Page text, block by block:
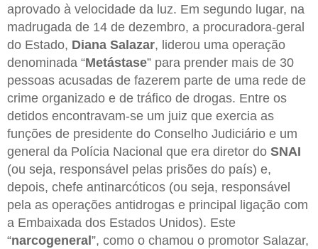
aprovado à velocidade da luz. Em segundo lugar, na
madrugada de 14 de dezembro, a procuradora-geral
do Estado, Diana Salazar, liderou uma operação
denominada “Metástase” para prender mais de 30
pessoas acusadas de fazerem parte de uma rede de
crime organizado e de tráfico de drogas. Entre os
detidos encontravam-se um juiz que exercia as
funções de presidente do Conselho Judiciário e um
general da Polícia Nacional que era diretor do SNAI
(ou seja, responsável pelas prisões do país) e,
depois, chefe antinarcóticos (ou seja, responsável
pela as operações antidrogas e principal ligação com
a Embaixada dos Estados Unidos). Este
“narcogeneral ”, como o chamou o promotor Salazar,